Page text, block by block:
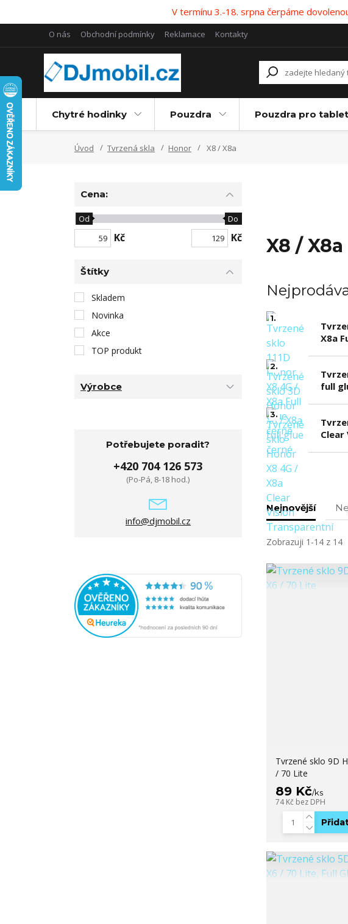
V termínu 3.-18. srpna čerpáme
O nás Obchodní podmínky Reklamace Kontakty
Chytré hodinky Pouzdra Pouzdra pro
Úvod Tvrzená skla Honor X8 / X8a
X8 / X8a
1.
X8a
2.
full
3.
Nejnovější
Zobrazuji 1-14 z 14
Tvrzené sklo 9D
/ 70 Lite
89 Kč/ks
74 Kč bez DPH
Cena:
Kč
Od Do
Kč
Štítky
Skladem
Novinka
Akce
TOP produkt
Výrobce
Potřebujete poradit?
+420 704 126 573
(Po-Pá, 8-18 hod.)
info@djmobil.cz